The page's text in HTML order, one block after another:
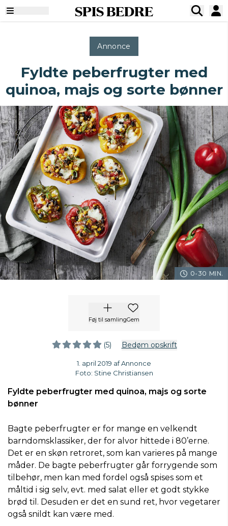
SPIS BEDRE
Annonce
Fyldte peberfrugter med
quinoa, majs og sorte bønner
0-30 MIN.
Føj til samlingGem
(5) Bedøm opskrift
1. april 2019 af Annonce
Foto: Stine Christiansen
Fyldte peberfrugter med quinoa, majs og sorte
bønner
Bagte peberfrugter er for mange en velkendt
barndomsklassiker, der for alvor hittede i 80’erne.
Det er en skøn retroret, som kan varieres på mange
måder. De bagte peberfrugter går forrygende som
tilbehør, men kan med fordel også spises som et
måltid i sig selv, evt. med salat eller et godt stykke
brød til. Desuden er det en sund ret, hvor vegetarer
også snildt kan være med.